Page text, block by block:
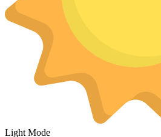
Light Mode